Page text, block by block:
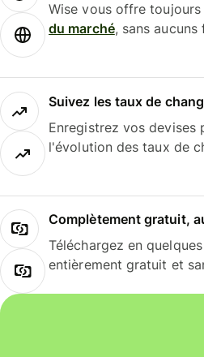
Wise vous offre
du marché, sans aucuns
Suivez les taux de
Enregistrez vos devises
l'évolution des taux de
Complètement gratuit,
Téléchargez en
entièrement gratuit et